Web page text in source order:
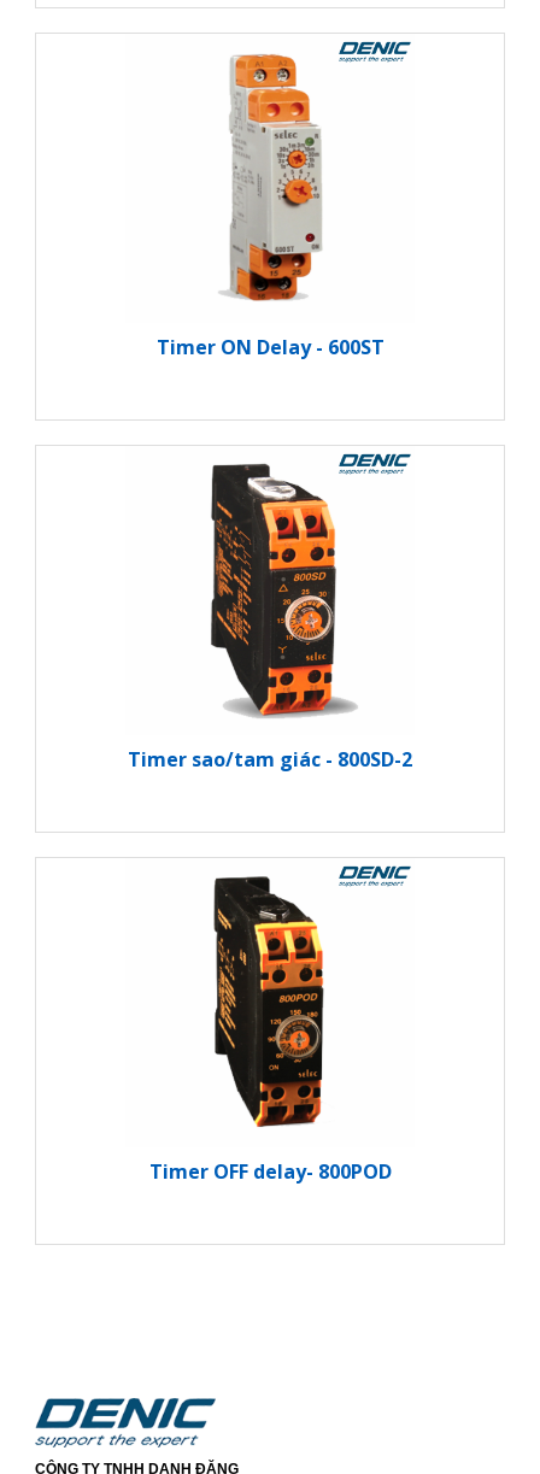
Timer ON Delay - 600ST
Timer sao/tam giác - 800SD-2
Timer OFF delay- 800POD
CÔNG TY TNHH DANH ĐẶNG